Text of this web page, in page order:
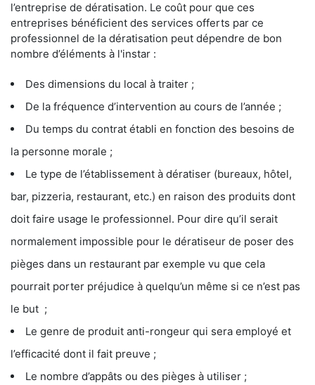
l’entreprise de dératisation. Le coût pour que ces
entreprises bénéficient des services offerts par ce
professionnel de la dératisation peut dépendre de bon
nombre d’éléments à l'instar :
Des dimensions du local à traiter ;
De la fréquence d’intervention au cours de l’année ;
Du temps du contrat établi en fonction des besoins de
la personne morale ;
Le type de l’établissement à dératiser (bureaux, hôtel,
bar, pizzeria, restaurant, etc.) en raison des produits dont
doit faire usage le professionnel. Pour dire qu’il serait
normalement impossible pour le dératiseur de poser des
pièges dans un restaurant par exemple vu que cela
pourrait porter préjudice à quelqu’un même si ce n’est pas
le but ;
Le genre de produit anti-rongeur qui sera employé et
l’efficacité dont il fait preuve ;
Le nombre d’appâts ou des pièges à utiliser ;